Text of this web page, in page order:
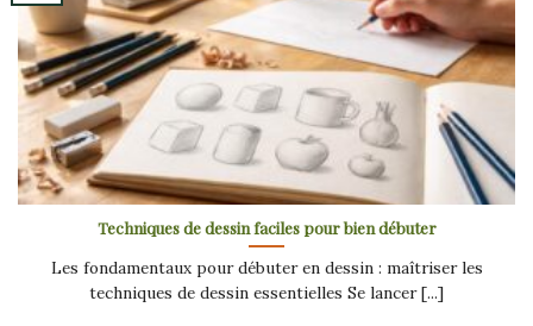
Techniques de dessin faciles pour bien débuter
Les fondamentaux pour débuter en dessin : maîtriser les
techniques de dessin essentielles Se lancer [...]